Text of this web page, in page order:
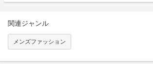
関連ジャンル
メンズファッション